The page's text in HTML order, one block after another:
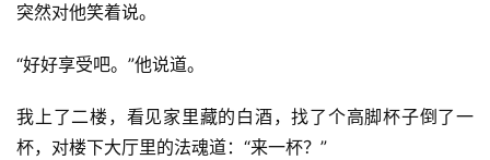
突然对他笑着说。
“好好享受吧。”他说道。
我上了二楼，看见家里藏的白酒，找了个高脚杯子倒了一
杯，对楼下大厅里的法魂道：“来一杯？”